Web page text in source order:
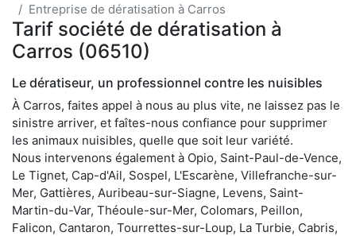
Entreprise de dératisation à Carros
Tarif société de dératisation à
Carros (06510)
Le dératiseur, un professionnel contre les nuisibles
À Carros, faites appel à nous au plus vite, ne laissez pas le
sinistre arriver, et faîtes-nous confiance pour supprimer
les animaux nuisibles, quelle que soit leur variété.
Nous intervenons également à Opio, Saint-Paul-de-Vence,
Le Tignet, Cap-d'Ail, Sospel, L'Escarène, Villefranche-sur-
Mer, Gattières, Auribeau-sur-Siagne, Levens, Saint-
Martin-du-Var, Théoule-sur-Mer, Colomars, Peillon,
Falicon, Cantaron, Tourrettes-sur-Loup, La Turbie, Cabris,